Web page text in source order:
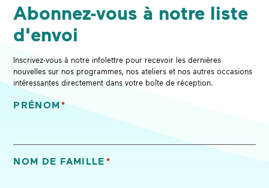
Abonnez-vous à notre liste
d'envoi
Inscrivez-vous à notre infolettre pour recevoir les dernières
nouvelles sur nos programmes, nos ateliers et nos autres occasions
intéressantes directement dans votre boîte de réception.
PRÉNOM *
NOM DE FAMILLE *